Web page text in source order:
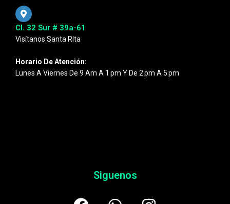
Cl. 32 Sur # 39a-61
Visítanos Santa RIta
Horario De Atención:
Lunes A Viernes De 9 Am A 1 Pm Y De 2 Pm A 5 Pm
Siguenos